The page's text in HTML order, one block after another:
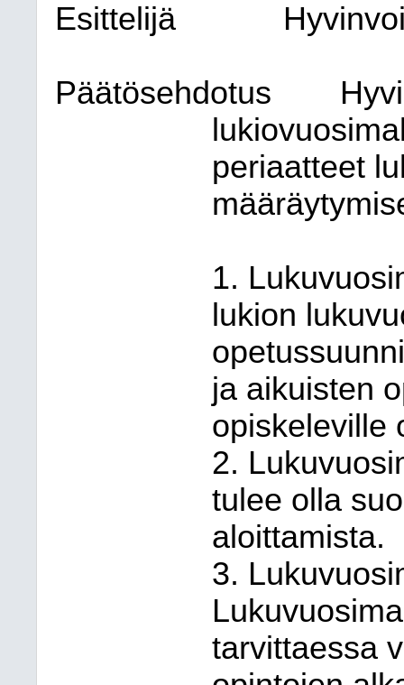
Esittelijä
Päätösehdotus
periaatteet
1.
lukion
ja aikuisten
opiskeleville
2.
tulee olla
aloittamista.
3.
tarvittaessa